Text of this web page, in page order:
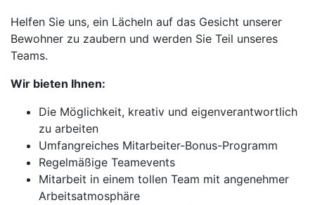
Helfen Sie uns, ein Lächeln auf das Gesicht unserer
Bewohner zu zaubern und werden Sie Teil unseres
Teams.
Wir bieten Ihnen:
Die Möglichkeit, kreativ und eigenverantwortlich
zu arbeiten
Umfangreiches Mitarbeiter-Bonus-Programm
Regelmäßige Teamevents
Mitarbeit in einem tollen Team mit angenehmer
Arbeitsatmosphäre